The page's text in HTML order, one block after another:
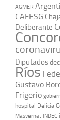
AGMER
CAFESG
Deliberante
Diputados
Ríos
Gustavo
Frigerio
hospital Delicia
Masvernat INDEC